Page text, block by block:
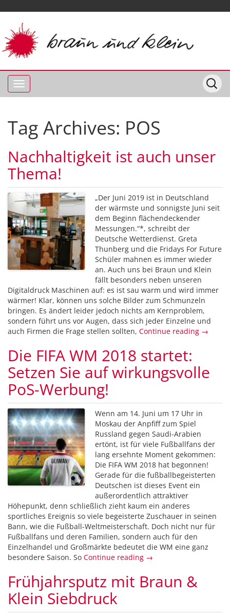
Tag Archives: POS
Nachhaltigkeit ist auch unser
Thema!
„Der Juni 2019 ist in Deutschland
der wärmste und sonnigste Juni seit
dem Beginn flächendeckender
Messungen.“*, schreibt der
Deutsche Wetterdienst. Greta
Thunberg und die Fridays For Future
Schüler mahnen es immer wieder
an. Auch uns bei Braun und Klein
fällt besonders neben unseren
Digitaldruck Maschinen auf: es ist sau warm und wird immer
wärmer! Klar, können uns solche Bilder zum Schmunzeln
bringen. Es ändert leider jedoch nichts am Kernproblem,
sondern führt uns vor Augen, dass sich jeder Einzelne und
auch Firmen die Frage stellen sollten, Continue reading →
Die FIFA WM 2018 startet:
Setzen Sie auf wirkungsvolle
PoS-Werbung!
Wenn am 14. Juni um 17 Uhr in
Moskau der Anpfiff zum Spiel
Russland gegen Saudi-Arabien
ertönt, ist für viele Fußballfans der
lang ersehnte Moment gekommen:
Die FIFA WM 2018 hat begonnen!
Gerade für die fußballbegeisterten
Deutschen ist dieses Event ein
außerordentlich attraktiver
Höhepunkt, denn schließlich zieht kaum ein anderes
sportliches Ereignis so viele begeisterte Zuschauer in seinen
Bann, wie die Fußball-Weltmeisterschaft. Doch nicht nur für
Fußballfans und deren Familien, sondern auch für den
Einzelhandel und Großmärkte bedeutet die WM eine ganz
besondere Saison. So Continue reading →
Frühjahrsputz mit Braun &
Klein Siebdruck